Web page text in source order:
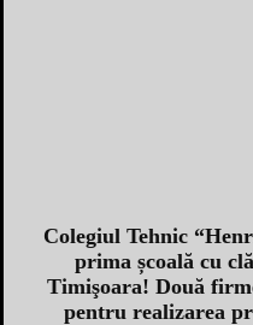
Colegiul Tehnic
prima școală cu
Timişoara! Două
pentru realizarea